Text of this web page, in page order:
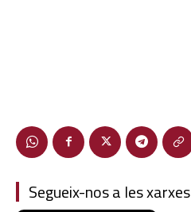
Segueix-nos a les xarxes